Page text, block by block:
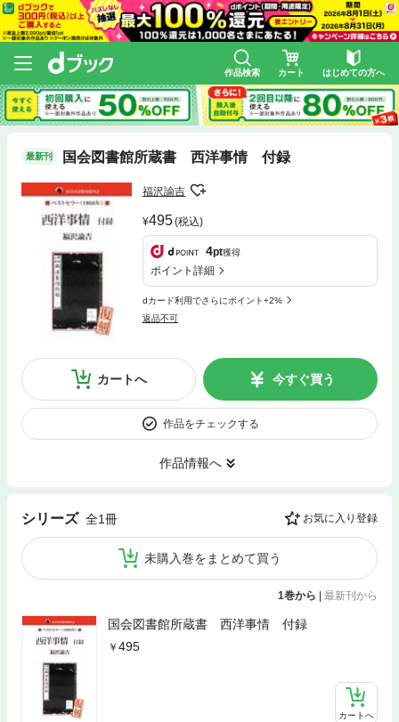
作品検索 カート はじめての方へ
最新刊 国会図書館所蔵書 西洋事情 付録
福沢諭吉
495(税込)
4pt獲得
ポイント詳細
dカード利用でさらにポイント+2%
返品不可
カートへ 今すぐ買う
作品をチェックする
作品情報へ
シリーズ 全1冊 お気に入り登録
未購入巻をまとめて買う
1巻から 最新刊から
国会図書館所蔵書 西洋事情 付録
495
カートへ